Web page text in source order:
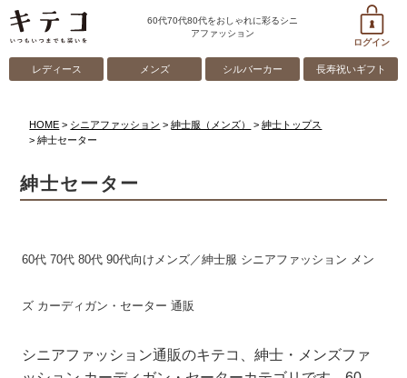
60代70代80代をおしゃれに彩るシニ
アファッション
ログイン
レディース メンズ シルバーカー 長寿祝いギフト
HOME シニアファッション 紳士服（メンズ）
紳士トップス
紳士セーター
紳士セーター
60代 70代 80代 90代向けメンズ／紳士服 シニアファッション メン
ズ カーディガン・セーター 通販
シニアファッション通販のキテコ、紳士・メンズファ